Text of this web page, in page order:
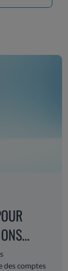
des comptes